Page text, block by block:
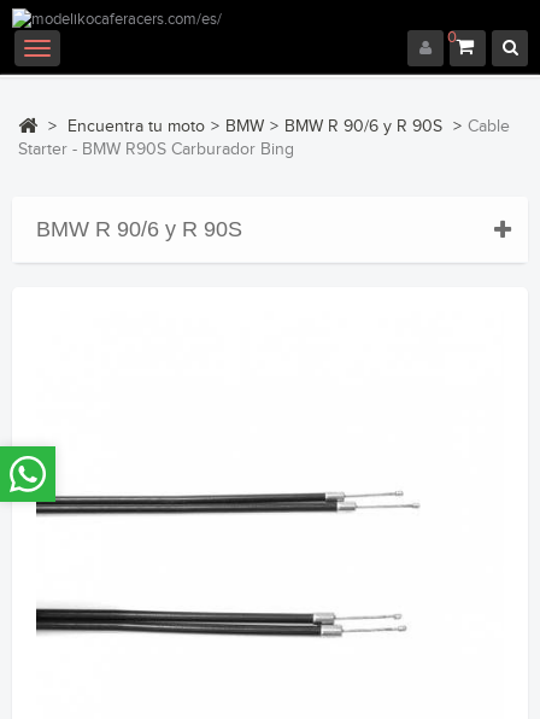
0
Navegación
Toggle
> Encuentra tu moto > BMW > BMW R 90/6 y R 90S > Cable
Starter - BMW R90S Carburador Bing
BMW R 90/6 y R 90S